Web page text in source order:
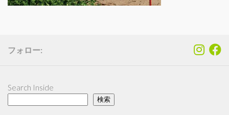
フォロー:
Search Inside
検索